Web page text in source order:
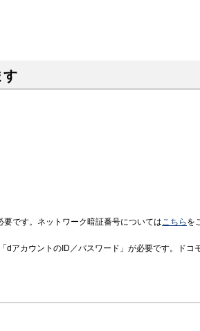
す
です。ネットワーク暗証番号についてはこちら を
dアカウントのID／パスワード」が必要です。ドコ